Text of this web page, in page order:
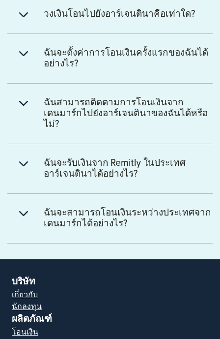
วงเงินโอนไปยังอาร์เจนตินาคือเท่าใด?
ฉันจะตั้งค่าการโอนเงินครั้งแรกของฉันได้
อย่างไร?
ฉันสามารถติดตามการโอนเงินจาก
เดนมาร์กไปยังอาร์เจนตินาของฉันได้หรือ
ไม่?
ฉันจะรับเงินจาก Remitly ในประเทศ
อาร์เจนตินาได้อย่างไร?
ฉันจะสามารถโอนเงินระหว่างประเทศจาก
เดนมาร์กได้อย่างไร?
บริษัท
เกี่ยวกับ
นักลงทุน
ผลิตภัณฑ์
โอนเงิน